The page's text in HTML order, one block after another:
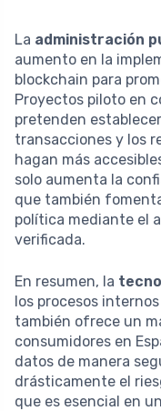
La administración
aumento en la
blockchain para
Proyectos piloto en
pretenden
transacciones y los
hagan más
solo aumenta la
que también
política mediante el
verificada.
En resumen, la
los procesos
también ofrece un
consumidores en
datos de manera
drásticamente el
que es esencial en